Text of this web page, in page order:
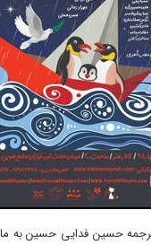
حسین فدایی حسین به